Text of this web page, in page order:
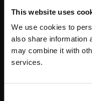
This website uses
We use cookies to
also share information
may combine it with
services.